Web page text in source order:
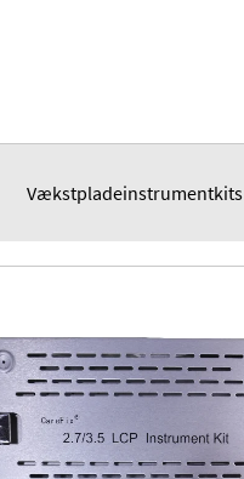
Vækstpladeinstrumentkits